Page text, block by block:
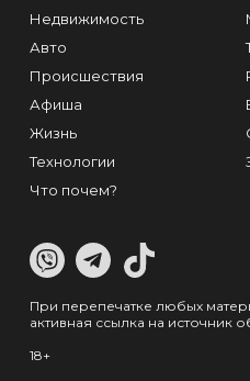
Недвижимость
Авто
Происшествия
Афиша
Жизнь
Технологии
Что почем?
При перепечатке любых
активная ссылка на источник
18+